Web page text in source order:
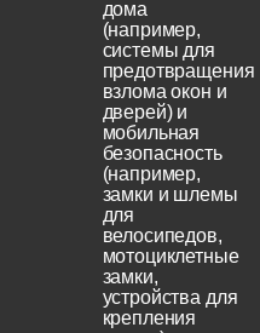
дома
(например,
системы для
предотвращения
взлома окон и
дверей) и
мобильная
безопасность
(например,
замки и шлемы
для
велосипедов,
мотоциклетные
замки,
устройства для
крепления